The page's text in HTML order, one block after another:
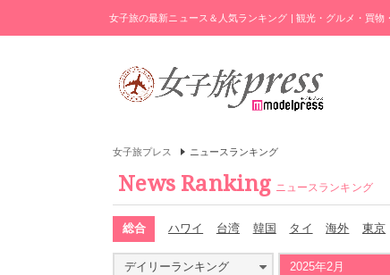
女子旅の最新ニュース＆人気ランキング | 観光・グルメ・買物
女子旅プレス ニュースランキング
News Ranking ニュースランキング
総合 ハワイ 台湾 韓国 タイ 海外 東京
デイリーランキング 2025年2月